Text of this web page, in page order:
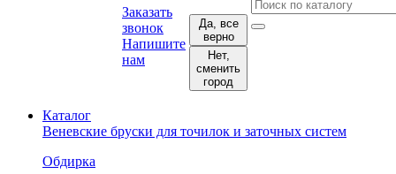
Заказать
звонок
Напишите
нам
Да, все
верно
Нет,
сменить
город
Каталог
Веневские бруски для точилок и заточных систем
Обдирка